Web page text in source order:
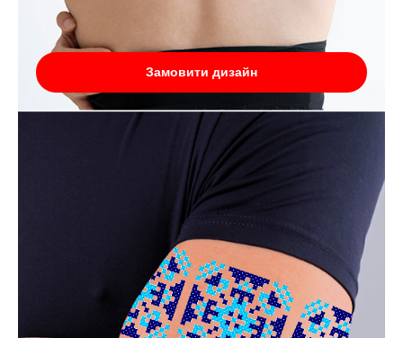
Замовити дизайн